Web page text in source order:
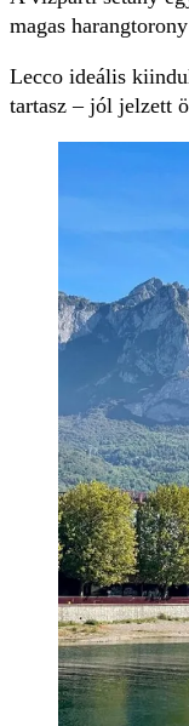
magas
Lecco ideális
tartasz – jól jelzett